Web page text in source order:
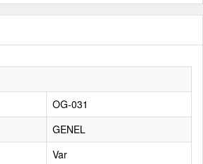
OG-031
GENEL
Var